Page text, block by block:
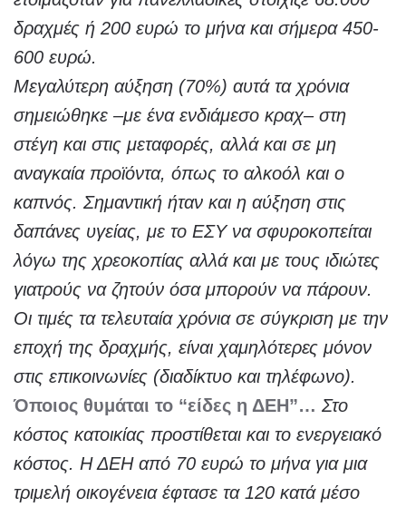
δραχμές ή 200 ευρώ το μήνα και σήμερα 450-
600 ευρώ.
Μεγαλύτερη αύξηση (70%) αυτά τα χρόνια
σημειώθηκε –με ένα ενδιάμεσο κραχ– στη
στέγη και στις μεταφορές, αλλά και σε μη
αναγκαία προϊόντα, όπως το αλκοόλ και ο
καπνός. Σημαντική ήταν και η αύξηση στις
δαπάνες υγείας, με το ΕΣΥ να σφυροκοπείται
λόγω της χρεοκοπίας αλλά και με τους ιδιώτες
γιατρούς να ζητούν όσα μπορούν να πάρουν.
Οι τιμές τα τελευταία χρόνια σε σύγκριση με την
εποχή της δραχμής, είναι χαμηλότερες μόνον
στις επικοινωνίες (διαδίκτυο και τηλέφωνο).
Όποιος θυμάται το “είδες η ΔΕΗ”… Στο
κόστος κατοικίας προστίθεται και το ενεργειακό
κόστος. Η ΔΕΗ από 70 ευρώ το μήνα για μια
τριμελή οικογένεια έφτασε τα 120 κατά μέσο